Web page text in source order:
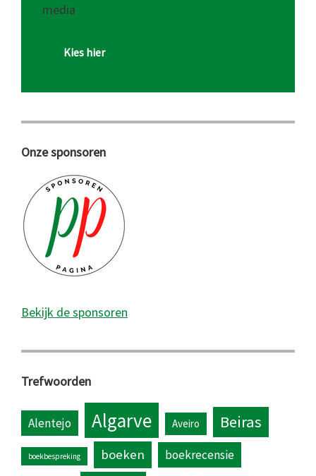
media
Kies hier
Onze sponsoren
Bekijk de sponsoren
Trefwoorden
Alentejo Algarve Aveiro Beiras
boekbespreking boeken boekrecensie